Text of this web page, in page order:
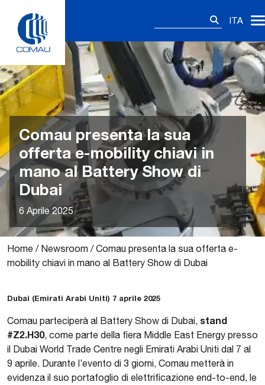
content
ITA
Comau presenta la sua
offerta e-mobility chiavi in
mano al Battery Show di
Dubai
6 Aprile 2025
Home / Newsroom /Comau presenta la sua offerta e-
mobility chiavi in mano al Battery Show di Dubai
Dubai (Emirati Arabi Uniti) 7 aprile 2025
Comau parteciperà al Battery Show di Dubai, stand
#Z2.H30, come parte della fiera Middle East Energy presso
il Dubai World Trade Centre negli Emirati Arabi Uniti dal 7 al
9 aprile. Durante l’evento di 3 giorni, Comau metterà in
evidenza il suo portafoglio di elettrificazione end-to-end, le